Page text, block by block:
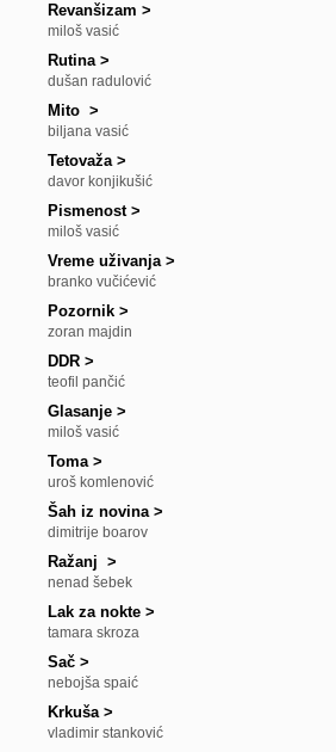
Revanšizam >
miloš vasić
Rutina>
dušan radulović
Mito >
biljana vasić
Tetovaža>
davor konjikušić
Pismenost>
miloš vasić
Vreme uživanja>
branko vučićević
Pozornik >
zoran majdin
DDR >
teofil pančić
Glasanje >
miloš vasić
Toma>
uroš komlenović
Šah iz novina>
dimitrije boarov
Ražanj >
nenad šebek
Lak za nokte >
tamara skroza
Sač >
nebojša spaić
Krkuša>
vladimir stanković